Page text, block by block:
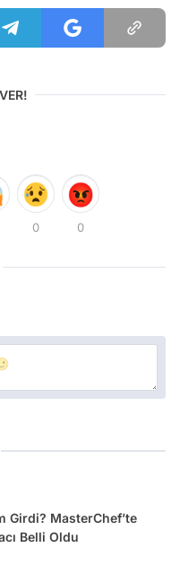
0 0
Girdi? MasterChef’te
Belli Oldu